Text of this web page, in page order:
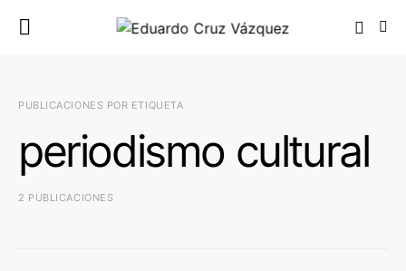
PUBLICACIONES POR ETIQUETA
periodismo cultural
2 PUBLICACIONES